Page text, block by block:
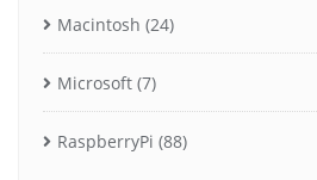
Macintosh (24)
Microsoft (7)
RaspberryPi (88)